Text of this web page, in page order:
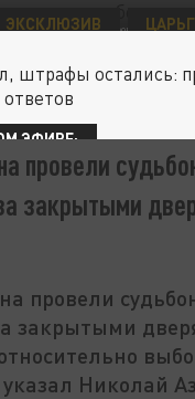
ФОТО: POOL /UKRAINIAN
ЭКСКЛЮЗИВ
провели
закрытыми
провели
закрытыми
Николай
штрафы остались:
ЭФИРЕ: